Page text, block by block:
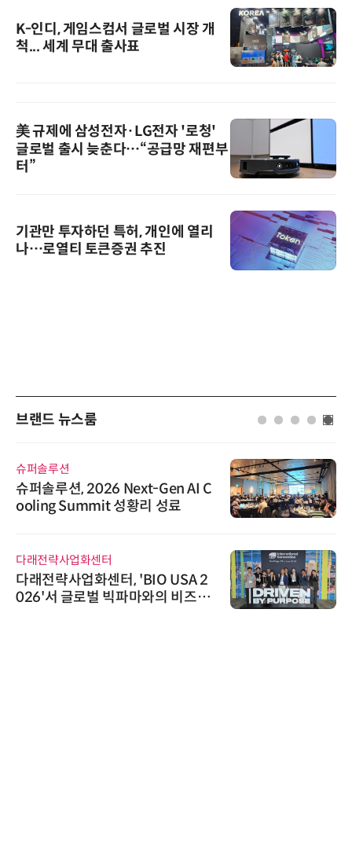
K-인디, 게임스컴서 글로벌 시장 개
척... 세계 무대 출사표
美 규제에 삼성전자·LG전자 '로청'
글로벌 출시 늦춘다…“공급망 재편부
터”
기관만 투자하던 특허, 개인에 열리
나…로열티 토큰증권 추진
브랜드 뉴스룸
슈퍼솔루션
슈퍼솔루션, 2026 Next-Gen AI C
ooling Summit 성황리 성료
다래전략사업화센터
다래전략사업화센터, 'BIO USA 2
026'서 글로벌 빅파마와의 비즈니